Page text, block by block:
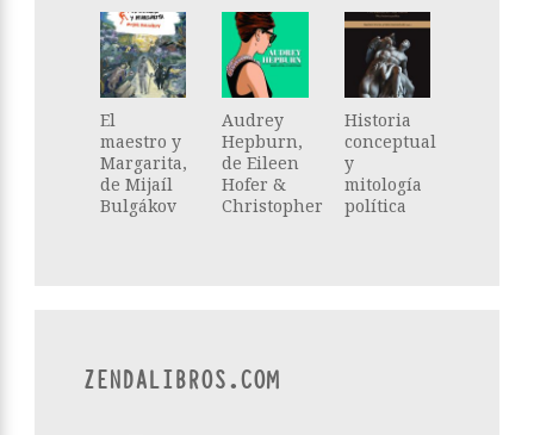
El
maestro y
Margarita,
de Mijaíl
Bulgákov
Audrey
Hepburn,
de Eileen
Hofer &
Christopher
Historia
conceptual
y
mitología
política
ZENDALIBROS.COM